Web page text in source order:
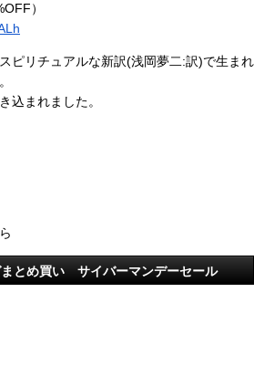
）
ピリチュアルな新訳(浅岡夢二:訳)で生まれ
込まれました。
まとめ買い サイバーマンデーセール